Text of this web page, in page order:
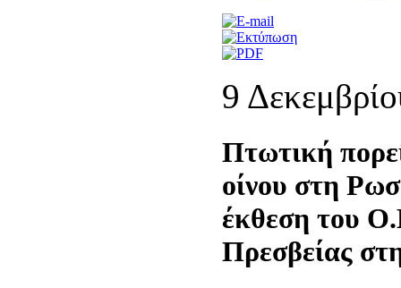
9
Πτωτική
οίνου στη
έκθεση του
Πρεσβείας